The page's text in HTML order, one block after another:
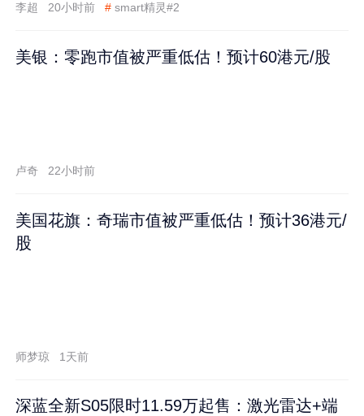
李超 20小时前 # smart精灵#2
美银：零跑市值被严重低估！预计60港元/股
卢奇 22小时前
美国花旗：奇瑞市值被严重低估！预计36港元/
股
师梦琼 1天前
深蓝全新S05限时11.59万起售：激光雷达+端